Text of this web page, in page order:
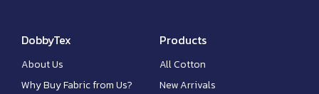
DobbyTex
About Us
Why Buy Fabric from Us?
Products
All Cotton
New Arrivals